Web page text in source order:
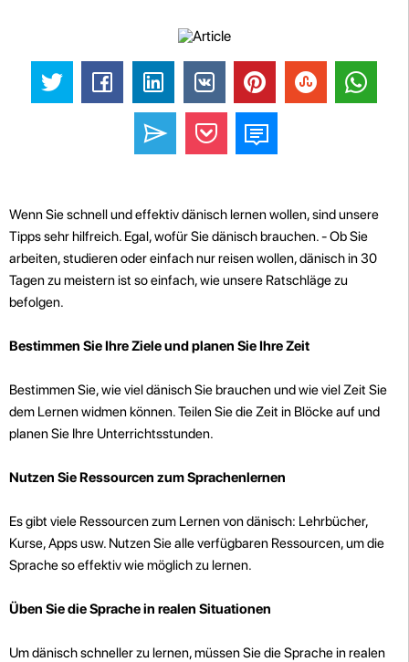
Wenn Sie schnell und effektiv dänisch lernen wollen, sind unsere
Tipps sehr hilfreich. Egal, wofür Sie dänisch brauchen. - Ob Sie
arbeiten, studieren oder einfach nur reisen wollen, dänisch in 30
Tagen zu meistern ist so einfach, wie unsere Ratschläge zu
befolgen.
Bestimmen Sie Ihre Ziele und planen Sie Ihre Zeit
Bestimmen Sie, wie viel dänisch Sie brauchen und wie viel Zeit Sie
dem Lernen widmen können. Teilen Sie die Zeit in Blöcke auf und
planen Sie Ihre Unterrichtsstunden.
Nutzen Sie Ressourcen zum Sprachenlernen
Es gibt viele Ressourcen zum Lernen von dänisch: Lehrbücher,
Kurse, Apps usw. Nutzen Sie alle verfügbaren Ressourcen, um die
Sprache so effektiv wie möglich zu lernen.
Üben Sie die Sprache in realen Situationen
Um dänisch schneller zu lernen, müssen Sie die Sprache in realen